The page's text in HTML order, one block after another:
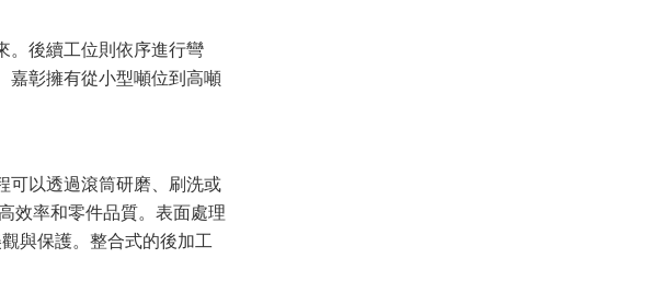
。後續工位則依序進行彎
嘉彰擁有從小型噸位到高噸
可以透過滾筒研磨、刷洗或
效率和零件品質。表面處理
與保護。整合式的後加工